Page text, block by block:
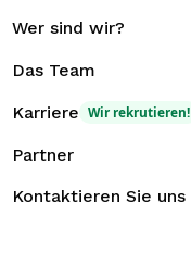
Wer sind wir?
Das Team
Karriere Wir rekrutieren!
Partner
Kontaktieren Sie uns